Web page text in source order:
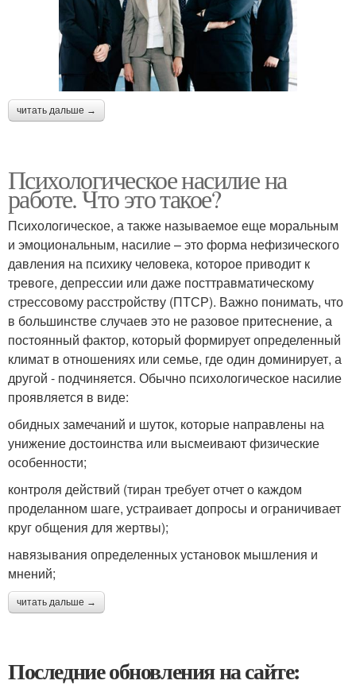
читать дальше →
Психологическое насилие на
работе. Что это такое?
Психологическое, а также называемое еще моральным
и эмоциональным, насилие – это форма нефизического
давления на психику человека, которое приводит к
тревоге, депрессии или даже посттравматическому
стрессовому расстройству (ПТСР). Важно понимать, что
в большинстве случаев это не разовое притеснение, а
постоянный фактор, который формирует определенный
климат в отношениях или семье, где один доминирует, а
другой - подчиняется. Обычно психологическое насилие
проявляется в виде:
обидных замечаний и шуток, которые направлены на
унижение достоинства или высмеивают физические
особенности;
контроля действий (тиран требует отчет о каждом
проделанном шаге, устраивает допросы и ограничивает
круг общения для жертвы);
навязывания определенных установок мышления и
мнений;
читать дальше →
Последние обновления на сайте: